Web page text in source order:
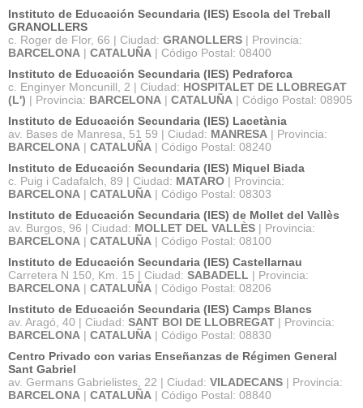
Instituto de Educación Secundaria (IES) Escola del Treball
GRANOLLERS
c. Roger de Flor, 66 | Ciudad: GRANOLLERS | Provincia:
BARCELONA | CATALUÑA | Código Postal: 08400
Instituto de Educación Secundaria (IES) Pedraforca
c. Enginyer Moncunill, 2 | Ciudad: HOSPITALET DE LLOBREGAT
(L') | Provincia: BARCELONA | CATALUÑA | Código Postal: 08905
Instituto de Educación Secundaria (IES) Lacetània
av. Bases de Manresa, 51 59 | Ciudad: MANRESA | Provincia:
BARCELONA | CATALUÑA | Código Postal: 08240
Instituto de Educación Secundaria (IES) Miquel Biada
c. Puig i Cadafalch, 89 | Ciudad: MATARO | Provincia:
BARCELONA | CATALUÑA | Código Postal: 08303
Instituto de Educación Secundaria (IES) de Mollet del Vallès
av. Burgos, 96 | Ciudad: MOLLET DEL VALLÈS | Provincia:
BARCELONA | CATALUÑA | Código Postal: 08100
Instituto de Educación Secundaria (IES) Castellarnau
Carretera N 150, Km. 15 | Ciudad: SABADELL | Provincia:
BARCELONA | CATALUÑA | Código Postal: 08206
Instituto de Educación Secundaria (IES) Camps Blancs
av. Aragó, 40 | Ciudad: SANT BOI DE LLOBREGAT | Provincia:
BARCELONA | CATALUÑA | Código Postal: 08830
Centro Privado con varias Enseñanzas de Régimen General
Sant Gabriel
av. Germans Gabrielistes, 22 | Ciudad: VILADECANS | Provincia:
BARCELONA | CATALUÑA | Código Postal: 08840